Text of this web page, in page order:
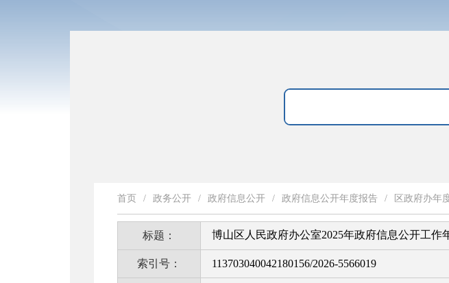
首页 / 政务公开 / 政府信息公开 / 政府信息公开年度报告 / 区政府办年
标题： 博山区人民政府办公室2025年政府信息公开工作
索引号： 113703040042180156/2026-5566019